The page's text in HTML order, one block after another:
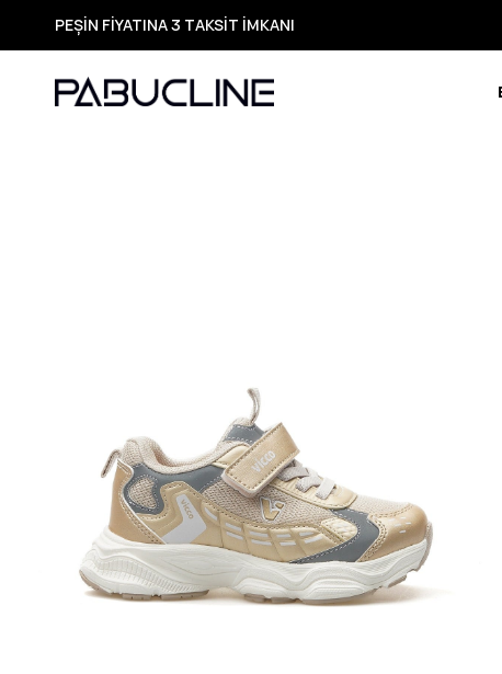
TÜM ÜRÜNLERDE ÜCRETSİZ KARGO
Yeni Sezon Ürünlerde Özel Fırsatlar
Seçili Ürünlerde Hızlı Teslimat